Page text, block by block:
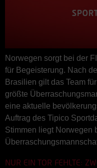
Norwegen sorgt bei der
für Begeisterung. Nach
Brasilien gilt das Team
größte
eine aktuelle
Auftrag des Tipico
Stimmen liegt Norwegen
NUR EIN TOR FEHLTE: